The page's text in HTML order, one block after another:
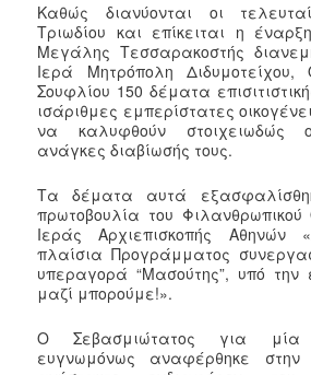
Καθώς διανύονται οι
Τριωδίου και επίκειται η
Μεγάλης Τεσσαρακοστής
Ιερά Μητρόπολη Διδυμοτείχου,
Σουφλίου 150 δέματα
ισάριθμες εμπερίστατες
να καλυφθούν στοιχειωδώς
ανάγκες διαβίωσής τους.
Τα δέματα αυτά
πρωτοβουλία του
Ιεράς Αρχιεπισκοπής Αθηνών
πλαίσια Προγράμματος
υπεραγορά “Μασούτης”, υπό την
μαζί μπορούμε!».
Ο Σεβασμιώτατος για
ευγνωμόνως αναφέρθηκε